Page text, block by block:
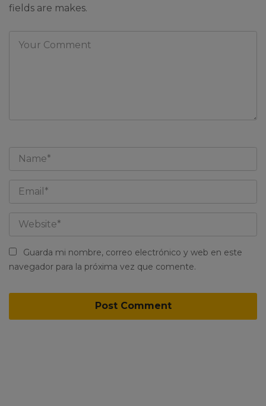
fields are makes.
Guarda mi nombre, correo electrónico y web en este
navegador para la próxima vez que comente.